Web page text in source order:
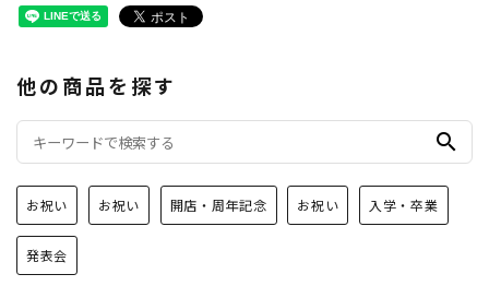
他の商品を探す
search
お祝い お祝い 開店・周年記念 お祝い 入学・卒業
発表会